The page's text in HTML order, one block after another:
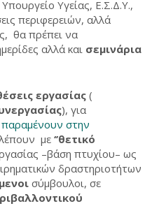
Υγείας, Ε.Σ.Δ.Υ.,
περιφερειών, αλλά
θα πρέπει να
αλλά και σεμινάρια
εργασίας (
), για
στην
με‘’θετικό
–βάση πτυχίου– ως
δραστηριοτήτων
σύμβουλοι, σε